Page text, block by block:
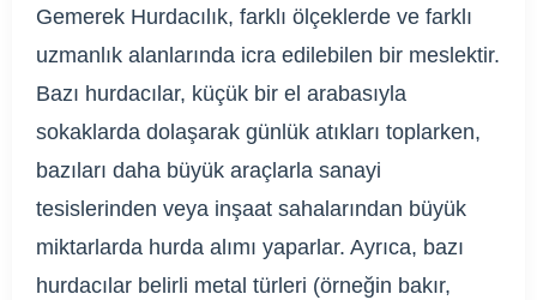
Gemerek Hurdacılık, farklı ölçeklerde ve farklı
uzmanlık alanlarında icra edilebilen bir meslektir.
Bazı hurdacılar, küçük bir el arabasıyla
sokaklarda dolaşarak günlük atıkları toplarken,
bazıları daha büyük araçlarla sanayi
tesislerinden veya inşaat sahalarından büyük
miktarlarda hurda alımı yaparlar. Ayrıca, bazı
hurdacılar belirli metal türleri (örneğin bakır,